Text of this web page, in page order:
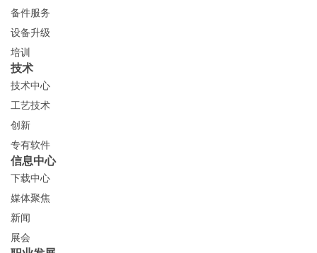
备件服务
设备升级
培训
技术
技术中心
工艺技术
创新
专有软件
信息中心
下载中心
媒体聚焦
新闻
展会